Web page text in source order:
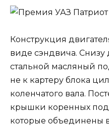
Конструкция
виде сэндвича. Снизу
стальной масляный
не к картеру блока
коленчатого вала.
крышки коренных
которые объединены